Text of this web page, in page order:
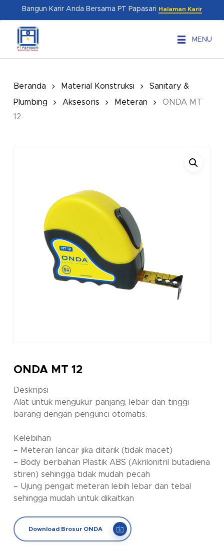
content
Bangun Karir Anda Bersama PT Papasari Halaman Karir
MENU
Beranda Material Konstruksi
Sanitary &
Plumbing
Aksesoris Meteran
ONDA MT
12
ONDA MT 12
Deskripsi
Alat untuk mengukur panjang, lebar dan tinggi
barang dengan pengunci otomatis.
Kelebihan
– Meteran lancar jika ditarik (tidak macet)
– Body berbahan Plastik ABS (Akrilonitril butadiena
stiren) sehingga tidak mudah pecah
– Ujung pengait meteran lebih lebar dan tebal
sehingga mudah untuk dikaitkan
Download Brosur ONDA
Menu